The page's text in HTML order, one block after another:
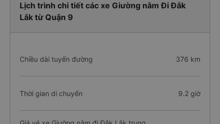
Lịch trình chi tiết các xe Giường nằm Đi Đắk
Lắk từ Quận 9
Chiều dài tuyến đường 376 km
Thời gian di chuyển 9.2 giờ